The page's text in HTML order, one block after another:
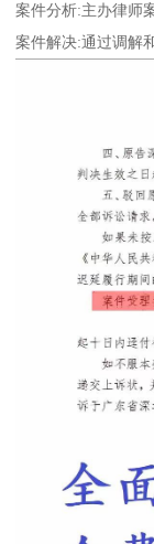
案件分析:主办律师
案件解决:通过调解